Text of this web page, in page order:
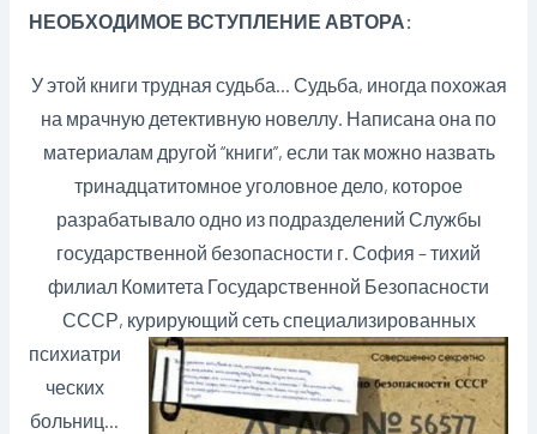
НЕОБХОДИМОЕ ВСТУПЛЕНИЕ АВТОРА:
У этой книги трудная судьба… Судьба, иногда похожая
на мрачную детективную новеллу. Написана она по
материалам другой “книги”, если так можно назвать
тринадцатитомное уголовное дело, которое
разрабатывало одно из подразделений Службы
государственной безопасности г. София – тихий
филиал Комитета Государственной Безопасности
СССР, курирующий сетьспециализированных
психиатри
ческих
больниц…